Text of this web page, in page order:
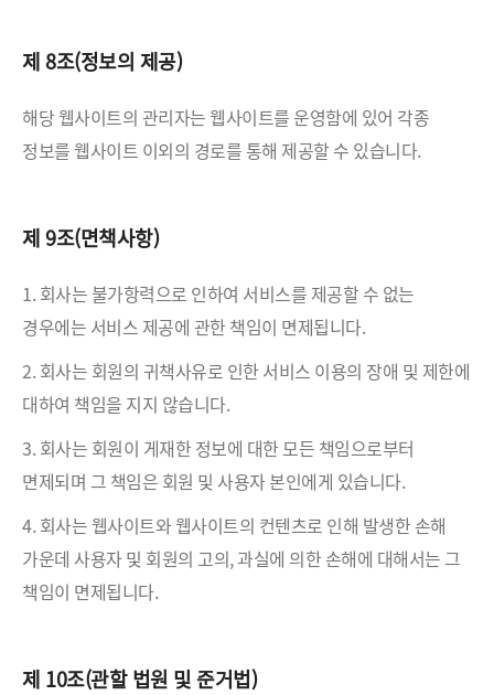
제 8조(정보의 제공)
해당 웹사이트의 관리자는 웹사이트를 운영함에 있어 각종
정보를 웹사이트 이외의 경로를 통해 제공할 수 있습니다.
제 9조(면책사항)
1. 회사는 불가항력으로 인하여 서비스를 제공할 수 없는
경우에는 서비스 제공에 관한 책임이 면제됩니다.
2. 회사는 회원의 귀책사유로 인한 서비스 이용의 장애 및 제한에
대하여 책임을 지지 않습니다.
3. 회사는 회원이 게재한 정보에 대한 모든 책임으로부터
면제되며 그 책임은 회원 및 사용자 본인에게 있습니다.
4. 회사는 웹사이트와 웹사이트의 컨텐츠로 인해 발생한 손해
가운데 사용자 및 회원의 고의, 과실에 의한 손해에 대해서는 그
책임이 면제됩니다.
제 10조(관할 법원 및 준거법)